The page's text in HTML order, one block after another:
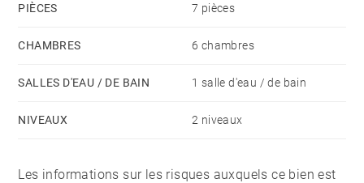
PIÈCES 7 pièces
CHAMBRES 6 chambres
SALLES D'EAU / DE BAIN 1 salle d'eau / de bain
NIVEAUX 2 niveaux
Les informations sur les risques auxquels ce bien est